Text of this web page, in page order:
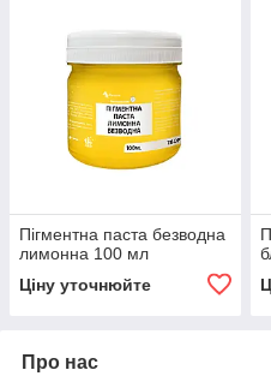
Пігментна паста безводна
лимонна 100 мл
Ціну уточнюйте
Про нас